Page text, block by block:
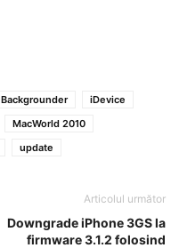
Backgrounder
iDevice
MacWorld 2010
update
Articolul următor
Downgrade iPhone 3GS la
firmware 3.1.2 folosind